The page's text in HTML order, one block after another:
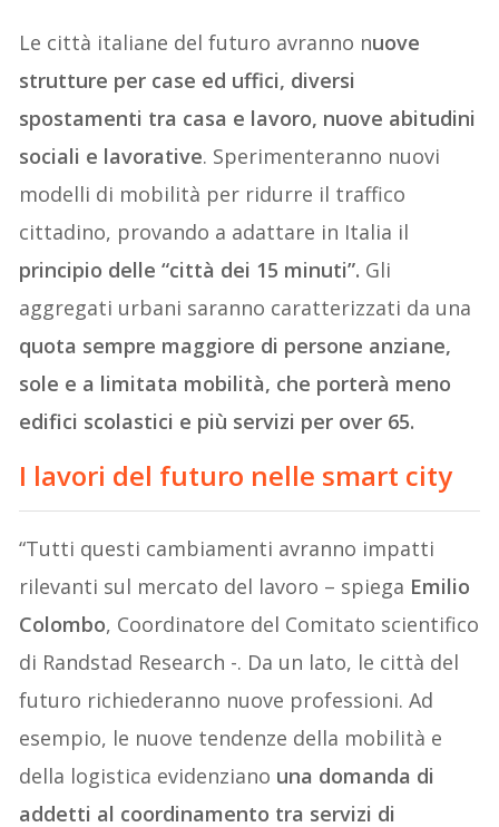
Le città italiane del futuro avranno nuove
strutture per case ed uffici, diversi
spostamenti tra casa e lavoro, nuove abitudini
sociali e lavorative. Sperimenteranno nuovi
modelli di mobilità per ridurre il traffico
cittadino, provando a adattare in Italia il
principio delle “città dei 15 minuti”. Gli
aggregati urbani saranno caratterizzati da una
quota sempre maggiore di persone anziane,
sole e a limitata mobilità, che porterà meno
edifici scolastici e più servizi per over 65.
I lavori del futuro nelle smart city
“Tutti questi cambiamenti avranno impatti
rilevanti sul mercato del lavoro – spiega Emilio
Colombo, Coordinatore del Comitato scientifico
di Randstad Research -. Da un lato, le città del
futuro richiederanno nuove professioni. Ad
esempio, le nuove tendenze della mobilità e
della logistica evidenziano una domanda di
addetti al coordinamento tra servizi di